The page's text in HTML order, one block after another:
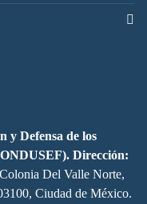
y Defensa de los
Dirección:
Del Valle Norte,
Ciudad de México.